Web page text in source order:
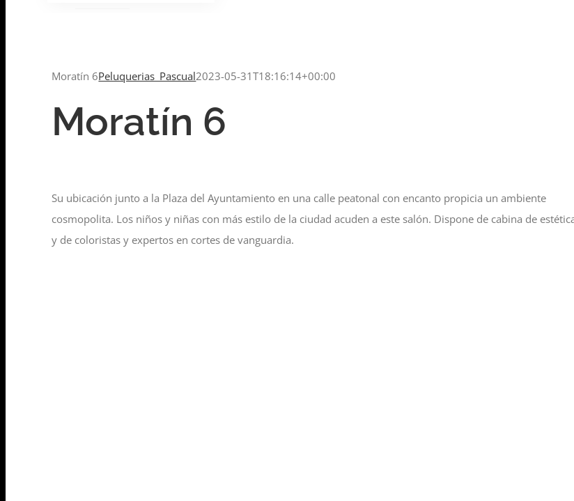
Moratín 6Peluquerias_Pascual2023-05-31T18:16:14+00:00
Moratín 6
Su ubicación junto a la Plaza del Ayuntamiento en una calle peatonal con encanto propicia un ambiente
cosmopolita. Los niños y niñas con más estilo de la ciudad acuden a este salón. Dispone de cabina de
y de coloristas y expertos en cortes de vanguardia.